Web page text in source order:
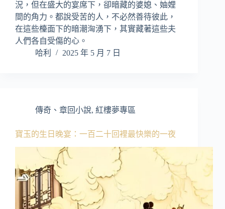
況，但在盛大的宴席下，卻暗藏的婆媳、妯娌
間的角力。都說受苦的人，不必然善待彼此，
在這些檯面下的暗潮洶湧下，其實藏著這些夫
人們各自受傷的心。
哈利
2025 年 5 月 7 日
傳奇、章回小說, 紅樓夢專區
寶玉的生日晚宴：一百二十回裡最快樂的一夜